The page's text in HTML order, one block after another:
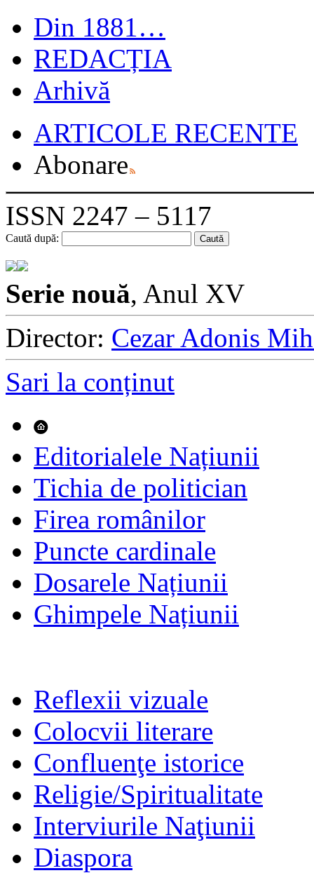
Din 1881…
REDACȚIA
Arhivă
ARTICOLE RECENTE
Abonare
ISSN 2247 – 5117
Caută după:
Serie nouă, Anul XV
Director: Cezar Adonis
Sari la conținut
Editorialele Națiunii
Tichia de politician
Firea românilor
Puncte cardinale
Dosarele Națiunii
Ghimpele Națiunii
Reflexii vizuale
Colocvii literare
Confluenţe istorice
Religie/Spiritualitate
Interviurile Naţiunii
Diaspora